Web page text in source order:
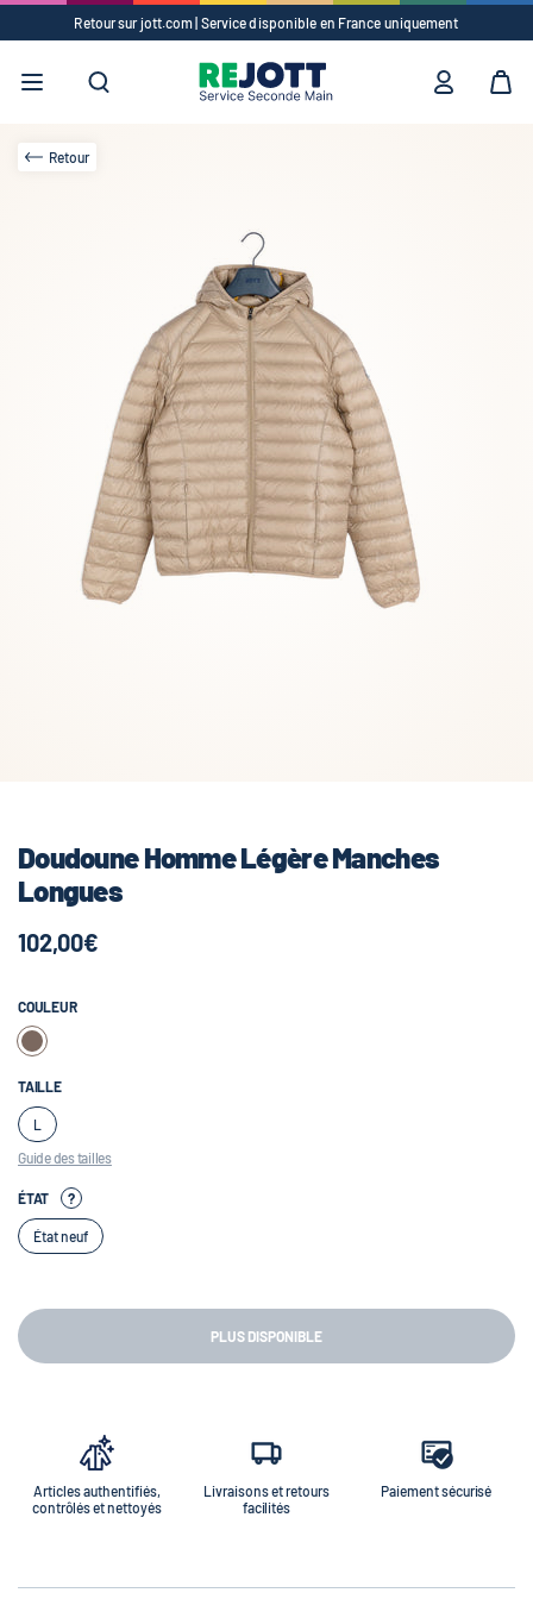
Retour sur jott.com | Service disponible en France uniquement
Retour
Doudoune Homme Légère Manches
Longues
102,00€
COULEUR
TAILLE
L
Guide des tailles
ÉTAT ?
État neuf
PLUS DISPONIBLE
Articles authentifiés,
contrôlés et nettoyés
Livraisons et retours
facilités
Paiement sécurisé
Vêtements